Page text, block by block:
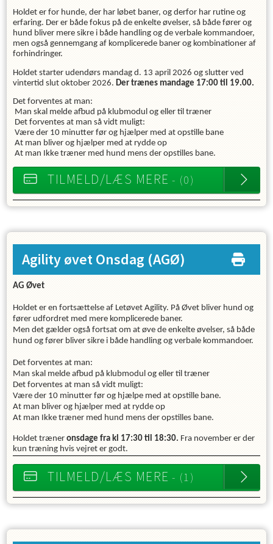
Holdet er for hunde, der har løbet baner, og derfor har rutine og
erfaring. Der er både fokus på de enkelte øvelser, så både fører og
hund bliver mere sikre i både handling og de verbale kommandoer,
men også gennemgang af komplicerede baner og kombinationer af
forhindringer.
Holdet starter udendørs mandag d. 13 april 2026 og slutter ved
vintertid slut oktober 2026. Der trænes mandage 17:00 til 19.00.
Det forventes at man:
Man skal melde afbud på klubmodul og eller til træner
Det forventes at man så vidt muligt:
Være der 10 minutter før og hjælper med at opstille bane
At man bliver og hjælper med at rydde op
At man Ikke træner med hund mens der opstilles bane.
TILMELD/LÆS MERE - (0)
Agility øvet Onsdag (AGØ)
AG Øvet
Holdet er en fortsættelse af Letøvet Agility. På Øvet bliver hund og
fører udfordret med mere komplicerede baner.
Men det gælder også fortsat om at øve de enkelte øvelser, så både
hund og fører bliver sikre i både handling og verbale kommandoer.
Det forventes at man:
Man skal melde afbud på klubmodul og eller til træner
Det forventes at man så vidt muligt:
Være der 10 minutter før og hjælpe med at opstille bane.
At man bliver og hjælper med at rydde op
At man Ikke træner med hund mens der opstilles bane.
Holdet træner onsdage fra kl 17:30 til 18:30. Fra november er der
kun træning hvis vejret er godt.
TILMELD/LÆS MERE - (1)